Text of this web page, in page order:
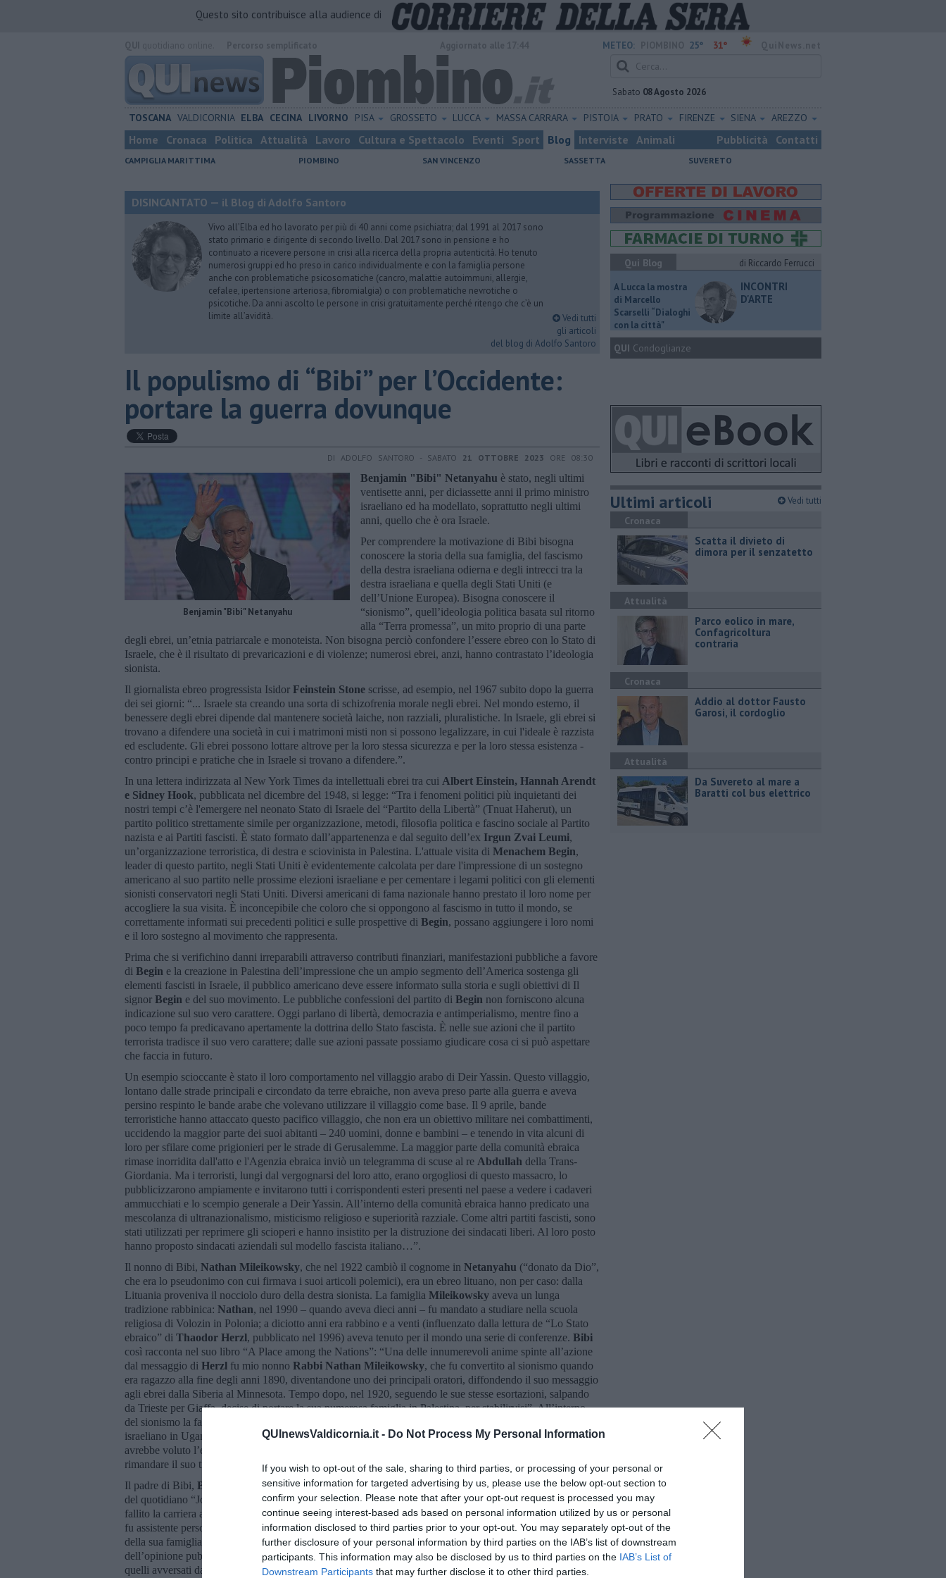
QUInewsValdicornia.it - Do Not Process My Personal Information
If you wish to opt-out of the sale, sharing to third parties, or processing of your personal or
sensitive information for targeted advertising by us, please use the below opt-out section to
confirm your selection. Please note that after your opt-out request is processed you may
continue seeing interest-based ads based on personal information utilized by us or personal
information disclosed to third parties prior to your opt-out. You may separately opt-out of the
further disclosure of your personal information by third parties on the IAB’s list of downstream
participants. This information may also be disclosed by us to third parties on the IAB’s List of
Downstream Participants that may further disclose it to other third parties.
Questo sito contribuisce alla audience di
METEO: 25° 31°
Sabato 08 Agosto 2026
TOSCANA VALDICORNIA ELBA CECINA LIVORNO PISA GROSSETO LUCCA MASSA CARRARA PISTOIA PRATO FIRENZE SIENA AREZZO
Home Cronaca Politica Attualità Lavoro Cultura e Spettacolo Eventi Sport Blog Interviste Animali Pubblicità Contatti
CAMPIGLIA MARITTIMA PIOMBINO SAN VINCENZO SASSETTA SUVERETO
DISINCANTATO — il Blog di Adolfo Santoro
Vivo all’Elba ed ho lavorato per più di 40 anni come psichiatra; dal 1991 al 2017 sono
stato primario e dirigente di secondo livello. Dal 2017 sono in pensione e ho
continuato a ricevere persone in crisi alla ricerca della propria autenticità. Ho tenuto
numerosi gruppi ed ho preso in carico individualmente e con la famiglia persone
anche con problematiche psicosomatiche (cancro, malattie autoimmuni, allergie,
cefalee, ipertensione arteriosa, fibromialgia) o con problematiche nevrotiche o
psicotiche. Da anni ascolto le persone in crisi gratuitamente perché ritengo che c’è un
limite all’avidità.
Vedi tutti
gli articoli
del blog di Adolfo Santoro
​Il populismo di “Bibi” per l’Occidente:
portare la guerra dovunque
DI ADOLFO SANTORO - SABATO 21 OTTOBRE 2023 ORE 08:30
Benjamin "Bibi" Netanyahu
Benjamin "Bibi" Netanyahu è stato, negli ultimi
ventisette anni, per diciassette anni il primo ministro
israeliano ed ha modellato, soprattutto negli ultimi
anni, quello che è ora Israele.
Per comprendere la motivazione di Bibi bisogna
conoscere la storia della sua famiglia, del fascismo
della destra israeliana odierna e degli intrecci tra la
destra israeliana e quella degli Stati Uniti (e
dell’Unione Europea). Bisogna conoscere il
“sionismo”, quell’ideologia politica basata sul ritorno
alla “Terra promessa”, un mito proprio di una parte
degli ebrei, un’etnia patriarcale e monoteista. Non bisogna perciò confondere l’essere ebreo con lo Stato di
Israele, che è il risultato di prevaricazioni e di violenze; numerosi ebrei, anzi, hanno contrastato l’ideologia
sionista.
Il giornalista ebreo progressista Isidor Feinstein Stone scrisse, ad esempio, nel 1967 subito dopo la guerra
dei sei giorni: “... Israele sta creando una sorta di schizofrenia morale negli ebrei. Nel mondo esterno, il
benessere degli ebrei dipende dal mantenere società laiche, non razziali, pluralistiche. In Israele, gli ebrei si
trovano a difendere una società in cui i matrimoni misti non si possono legalizzare, in cui l'ideale è razzista
ed escludente. Gli ebrei possono lottare altrove per la loro stessa sicurezza e per la loro stessa esistenza -
contro principi e pratiche che in Israele si trovano a difendere.”.
In una lettera indirizzata al New York Times da intellettuali ebrei tra cui Albert Einstein, Hannah Arendt
e Sidney Hook, pubblicata nel dicembre del 1948, si legge: “Tra i fenomeni politici più inquietanti dei
nostri tempi c’è l'emergere nel neonato Stato di Israele del “Partito della Libertà” (Tnuat Haherut), un
partito politico strettamente simile per organizzazione, metodi, filosofia politica e fascino sociale al Partito
nazista e ai Partiti fascisti. È stato formato dall’appartenenza e dal seguito dell’ex Irgun Zvai Leumi,
un’organizzazione terroristica, di destra e sciovinista in Palestina. L'attuale visita di Menachem Begin,
leader di questo partito, negli Stati Uniti è evidentemente calcolata per dare l'impressione di un sostegno
americano al suo partito nelle prossime elezioni israeliane e per cementare i legami politici con gli elementi
sionisti conservatori negli Stati Uniti. Diversi americani di fama nazionale hanno prestato il loro nome per
accogliere la sua visita. È inconcepibile che coloro che si oppongono al fascismo in tutto il mondo, se
correttamente informati sui precedenti politici e sulle prospettive di Begin, possano aggiungere i loro nomi
e il loro sostegno al movimento che rappresenta.
Prima che si verifichino danni irreparabili attraverso contributi finanziari, manifestazioni pubbliche a favore
di Begin e la creazione in Palestina dell’impressione che un ampio segmento dell’America sostenga gli
elementi fascisti in Israele, il pubblico americano deve essere informato sulla storia e sugli obiettivi di Il
signor Begin e del suo movimento. Le pubbliche confessioni del partito di Begin non forniscono alcuna
indicazione sul suo vero carattere. Oggi parlano di libertà, democrazia e antimperialismo, mentre fino a
poco tempo fa predicavano apertamente la dottrina dello Stato fascista. È nelle sue azioni che il partito
terrorista tradisce il suo vero carattere; dalle sue azioni passate possiamo giudicare cosa ci si può aspettare
che faccia in futuro.
Un esempio scioccante è stato il loro comportamento nel villaggio arabo di Deir Yassin. Questo villaggio,
lontano dalle strade principali e circondato da terre ebraiche, non aveva preso parte alla guerra e aveva
persino respinto le bande arabe che volevano utilizzare il villaggio come base. Il 9 aprile, bande
terroristiche hanno attaccato questo pacifico villaggio, che non era un obiettivo militare nei combattimenti,
uccidendo la maggior parte dei suoi abitanti – 240 uomini, donne e bambini – e tenendo in vita alcuni di
loro per sfilare come prigionieri per le strade di Gerusalemme. La maggior parte della comunità ebraica
rimase inorridita dall'atto e l'Agenzia ebraica inviò un telegramma di scuse al re Abdullah della Trans-
Giordania. Ma i terroristi, lungi dal vergognarsi del loro atto, erano orgogliosi di questo massacro, lo
pubblicizzarono ampiamente e invitarono tutti i corrispondenti esteri presenti nel paese a vedere i cadaveri
ammucchiati e lo scempio generale a Deir Yassin. All’interno della comunità ebraica hanno predicato una
mescolanza di ultranazionalismo, misticismo religioso e superiorità razziale. Come altri partiti fascisti, sono
stati utilizzati per reprimere gli scioperi e hanno insistito per la distruzione dei sindacati liberi. Al loro posto
hanno proposto sindacati aziendali sul modello fascista italiano…”.
Il nonno di Bibi, Nathan Mileikowsky, che nel 1922 cambiò il cognome in Netanyahu (“donato da Dio”,
che era lo pseudonimo con cui firmava i suoi articoli polemici), era un ebreo lituano, non per caso: dalla
Lituania proveniva il nocciolo duro della destra sionista. La famiglia Mileikowsky aveva un lunga
tradizione rabbinica: Nathan, nel 1990 – quando aveva dieci anni – fu mandato a studiare nella scuola
religiosa di Volozin in Polonia; a diciotto anni era rabbino e a venti (influenzato dalla lettura de “Lo Stato
ebraico” di Thaodor Herzl, pubblicato nel 1996) aveva tenuto per il mondo una serie di conferenze. Bibi
così racconta nel suo libro “A Place among the Nations”: “Una delle innumerevoli anime spinte all’azione
dal messaggio di Herzl fu mio nonno Rabbi Nathan Mileikowsky, che fu convertito al sionismo quando
era ragazzo alla fine degli anni 1890, diventandone uno dei principali oratori, diffondendo il suo messaggio
agli ebrei dalla Siberia al Minnesota. Tempo dopo, nel 1920, seguendo le sue stesse esortazioni, salpando
da Trieste per Giaffa, decise di portare la sua numerosa famiglia in Palestina, per stabilirvisi”. All’interno
del sionismo la famiglia
israeliano in Uganda, ma Nathan, come altri che sarebbero diventati i fondatori della destra sionista,
avrebbe voluto l’emigrazione in Palestina già nel 1910, ma lo scoppio della prima guerra mondiale fece
rimandare il suo trasferimento nel 1920, dove fu raggiunto subito dopo dalla sua famiglia.
Il padre di Bibi, Benzion
, entrò nell’”Unione dei Sionisti Revisionisti”nel 1928 e presto divenne il direttore
del quotidiano “Jordan” che si opponeva alla leadership socialista e gradualista del sionismo; dopo aver
fallito la carriera accademica nel Mandato britannico,Benzion si trasferì a New York, dove, per dieci anni,
fu assistente personale del leader sionista dissidenteZe’ev (Vladimir) Jabotinskye, aiutato da un ramo
della sua famiglia che era diventato un magnate dell’acciaio negli USA, si dedicò all’opera di “pressione”
dell’opinione pubblica e degli attori politici americani a favore della causa sionista. Era, insomma, uno di
quelli avversati da
e dallaHarendt .
Qui Blog
di Riccardo Ferrucci
A Lucca la mostra
di Marcello
Scarselli “Dialoghi
con la città"
INCONTRI
D'ARTE
QUI Condoglianze
Ultimi articoli Vedi tutti
Cronaca
Scatta il divieto di
dimora per il senzatetto
Attualità
Parco eolico in mare,
Confagricoltura
contraria
Cronaca
Addio al dottor Fausto
Garosi, il cordoglio
Attualità
Da Suvereto al mare a
Baratti col bus elettrico